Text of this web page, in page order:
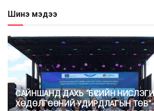
Шинэ мэдээ
САЙНШАНД ДАХЬ “БҮСИЙН
ХӨДӨЛГӨӨНИЙ УДИРДЛАГЫН